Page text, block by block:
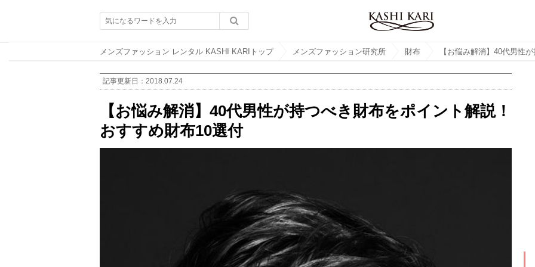
メンズファッション レンタル KASHI KARIトップ メンズファッション研究所 財布
記事更新日： 2018.07.24
【お悩み解消】40代男性が持つべき財布をポイント解説！
おすすめ財布10選付